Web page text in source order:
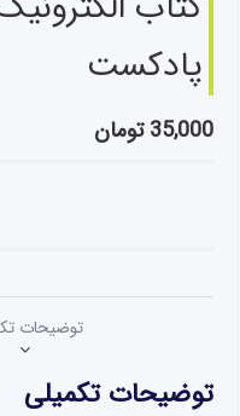
پادکست
35,000 تومان
توضیحات
توضیحات تکمیلی